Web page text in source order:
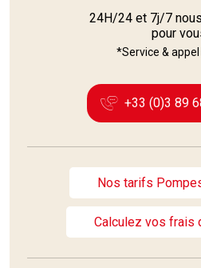
24H/24 et 7j/7
pour
*Service &
+33 (0)3 89
Nos tarifs
Calculez vos frais